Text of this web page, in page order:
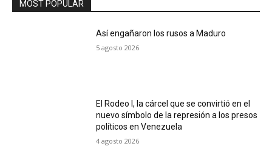
MOST POPULAR
Así engañaron los rusos a Maduro
5 agosto 2026
El Rodeo I, la cárcel que se convirtió en el
nuevo símbolo de la represión a los presos
políticos en Venezuela
4 agosto 2026